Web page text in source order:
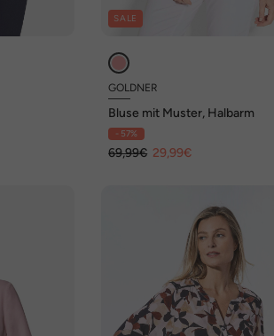
SALE
GOLDNER
Bluse mit Muster, Halbarm
- 57%
69,99€ 29,99€